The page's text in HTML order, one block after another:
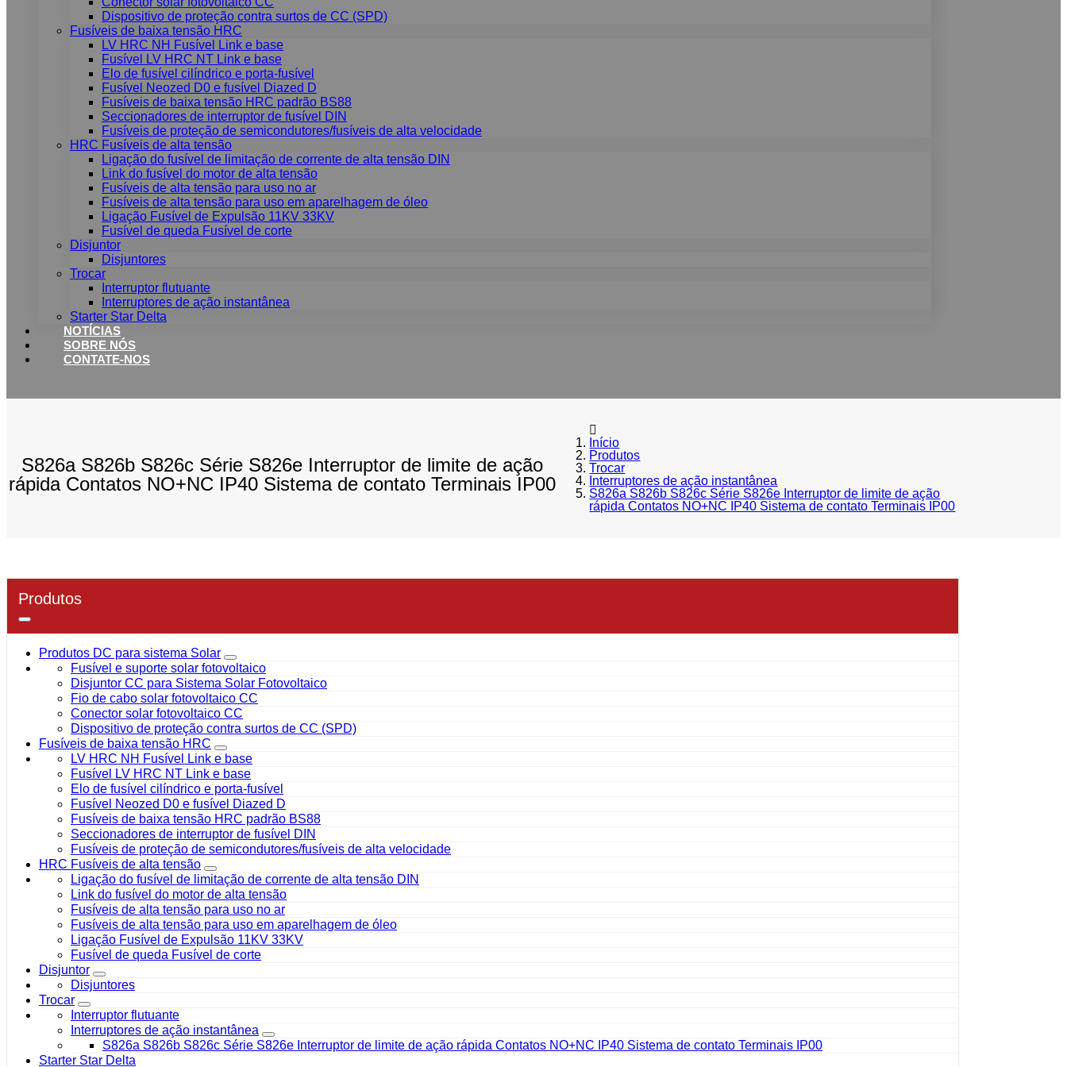
Dispositivo de proteção contra surtos de CC (SPD)
Fusíveis de baixa tensão HRC
LV HRC NH Fusível Link e base
Fusível LV HRC NT Link e base
Elo de fusível cilíndrico e porta-fusível
Fusível Neozed D0 e fusível Diazed D
Fusíveis de baixa tensão HRC padrão BS88
Seccionadores de interruptor de fusível DIN
Fusíveis de proteção de semicondutores/fusíveis de alta velocidade
HRC Fusíveis de alta tensão
Ligação do fusível de limitação de corrente de alta tensão DIN
Link do fusível do motor de alta tensão
Fusíveis de alta tensão para uso no ar
Fusíveis de alta tensão para uso em aparelhagem de óleo
Ligação Fusível de Expulsão 11KV 33KV
Fusível de queda Fusível de corte
Disjuntor
Disjuntores
Trocar
Interruptor flutuante
Interruptores de ação instantânea
Starter Star Delta
NOTÍCIAS
SOBRE NÓS
CONTATE-NOS
S826a S826b S826c Série S826e Interruptor de limite de ação
rápida Contatos NO+NC IP40 Sistema de contato Terminais IP00
Início
Produtos
Trocar
Interruptores de ação instantânea
S826a S826b S826c Série S826e Interruptor de limite de ação
rápida Contatos NO+NC IP40 Sistema de contato Terminais IP00
Produtos
Produtos DC para sistema Solar
Fusível e suporte solar fotovoltaico
Disjuntor CC para Sistema Solar Fotovoltaico
Fio de cabo solar fotovoltaico CC
Conector solar fotovoltaico CC
Dispositivo de proteção contra surtos de CC (SPD)
Fusíveis de baixa tensão HRC
LV HRC NH Fusível Link e base
Fusível LV HRC NT Link e base
Elo de fusível cilíndrico e porta-fusível
Fusível Neozed D0 e fusível Diazed D
Fusíveis de baixa tensão HRC padrão BS88
Seccionadores de interruptor de fusível DIN
Fusíveis de proteção de semicondutores/fusíveis de alta velocidade
HRC Fusíveis de alta tensão
Ligação do fusível de limitação de corrente de alta tensão DIN
Link do fusível do motor de alta tensão
Fusíveis de alta tensão para uso no ar
Fusíveis de alta tensão para uso em aparelhagem de óleo
Ligação Fusível de Expulsão 11KV 33KV
Fusível de queda Fusível de corte
Disjuntor
Disjuntores
Trocar
Interruptor flutuante
Interruptores de ação instantânea
S826a S826b S826c Série S826e Interruptor de limite de ação rápida Contatos NO+NC IP40 Sistema de contato Terminais IP00
Starter Star Delta